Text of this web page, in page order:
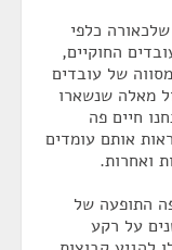
כלפי
החוקיים,
של עובדים
מאלה שנשארו
חיים פה
אותם עומדים
ואחרות.
התופעה של
על רקע